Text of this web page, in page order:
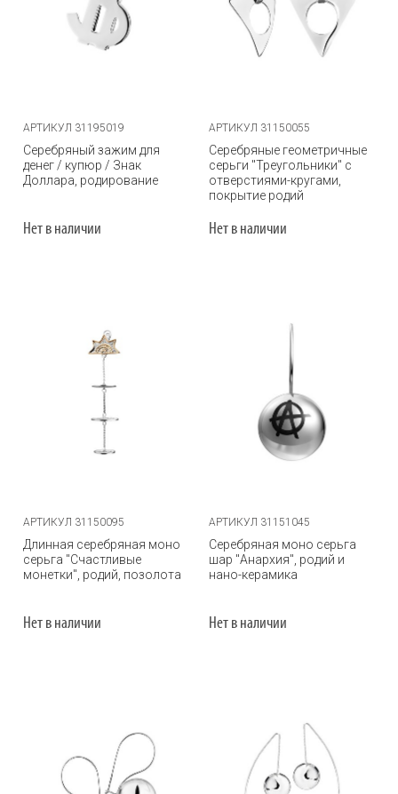
АРТИКУЛ 31195019
Серебряный зажим для
денег / купюр / Знак
Доллара, родирование
Нет в наличии
АРТИКУЛ 31150055
Серебряные геометричные
серьги "Треугольники" с
отверстиями-кругами,
покрытие родий
Нет в наличии
АРТИКУЛ 31150095
Длинная серебряная моно
серьга "Счастливые
монетки", родий, позолота
Нет в наличии
АРТИКУЛ 31151045
Серебряная моно серьга
шар "Анархия", родий и
нано-керамика
Нет в наличии